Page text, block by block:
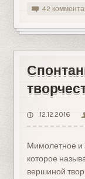
42
12.12.2016
Мимолетное и
которое
вершиной